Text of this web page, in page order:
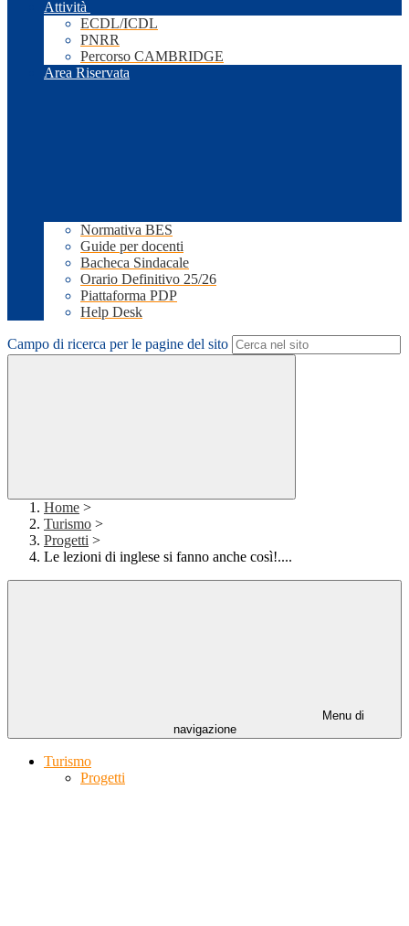
Attività
ECDL/ICDL
PNRR
Percorso CAMBRIDGE
Area Riservata
Normativa BES
Guide per docenti
Bacheca Sindacale
Orario Definitivo 25/26
Piattaforma PDP
Help Desk
Campo di ricerca per le pagine del sito
Home >
Turismo >
Progetti >
Le lezioni di inglese si fanno anche così!....
Menu di
navigazione
Turismo
Progetti